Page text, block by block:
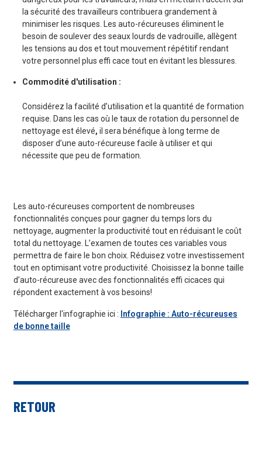
la sécurité des travailleurs contribuera grandement à
minimiser les risques. Les auto-récureuses éliminent le
besoin de soulever des seaux lourds de vadrouille, allègent
les tensions au dos et tout mouvement répétitif rendant
votre personnel plus effi cace tout en évitant les blessures.
Commodité d'utilisation :
Considérez la facilité d’utilisation et la quantité de formation
requise. Dans les cas où le taux de rotation du personnel de
nettoyage est élevé, il sera bénéfique à long terme de
disposer d’une auto-récureuse facile à utiliser et qui
nécessite que peu de formation.
Les auto-récureuses comportent de nombreuses
fonctionnalités conçues pour gagner du temps lors du
nettoyage, augmenter la productivité tout en réduisant le coût
total du nettoyage. L’examen de toutes ces variables vous
permettra de faire le bon choix. Réduisez votre investissement
tout en optimisant votre productivité. Choisissez la bonne taille
d’auto-récureuse avec des fonctionnalités effi cicaces qui
répondent exactement à vos besoins!
Télécharger l'infographie ici : Infographie : Auto-récureuses
de bonne taille
RETOUR